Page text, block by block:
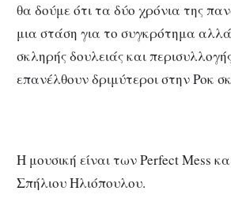
θα δούμε ότι τα δύο χρόνια της
μια στάση για το συγκρότημα
σκληρής δουλειάς και
επανέλθουν δριμύτεροι στην Ροκ
Η μουσική είναι των Perfect Mess
Σπήλιου Ηλιόπουλου.